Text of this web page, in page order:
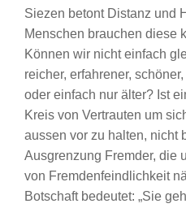
Siezen betont Distanz und
Menschen brauchen diese
Können wir nicht einfach
reicher, erfahrener,
oder einfach nur älter? Ist
Kreis von Vertrauten um
aussen vor zu halten, nicht
Ausgrenzung Fremder, die
von Fremdenfeindlichkeit
Botschaft bedeutet: „Sie